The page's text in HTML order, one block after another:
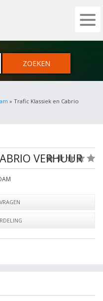
- DE ZAKELIJKE PORTAL
» Trafic Klassiek en Cabrio
VERHUUR